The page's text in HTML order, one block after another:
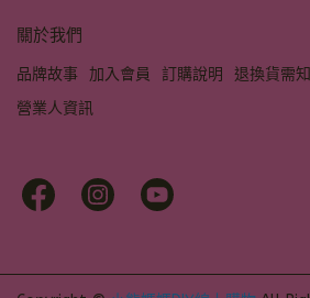
關於我們
品牌故事 加入會員 訂購說明 退換貨需知
營業人資訊